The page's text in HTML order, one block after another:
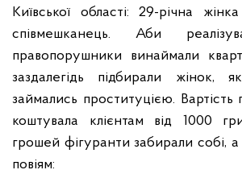
Київської області: 29-річна
співмешканець. Аби
правопорушники винаймали
заздалегідь підбирали жінок,
займались проституцією. Вартість
коштувала клієнтам від 1000
грошей фігуранти забирали собі,
повіям: